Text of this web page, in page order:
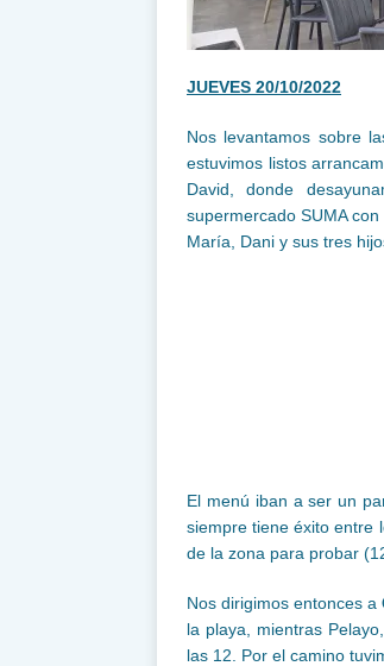
JUEVES 20/10/2022
Nos levantamos sobre
estuvimos listos
David, donde
supermercado SUMA
María, Dani y sus tres
El menú iban a ser un
siempre tiene éxito entre
de la zona para probar
Nos dirigimos entonces a
la playa, mientras
las 12. Por el camino